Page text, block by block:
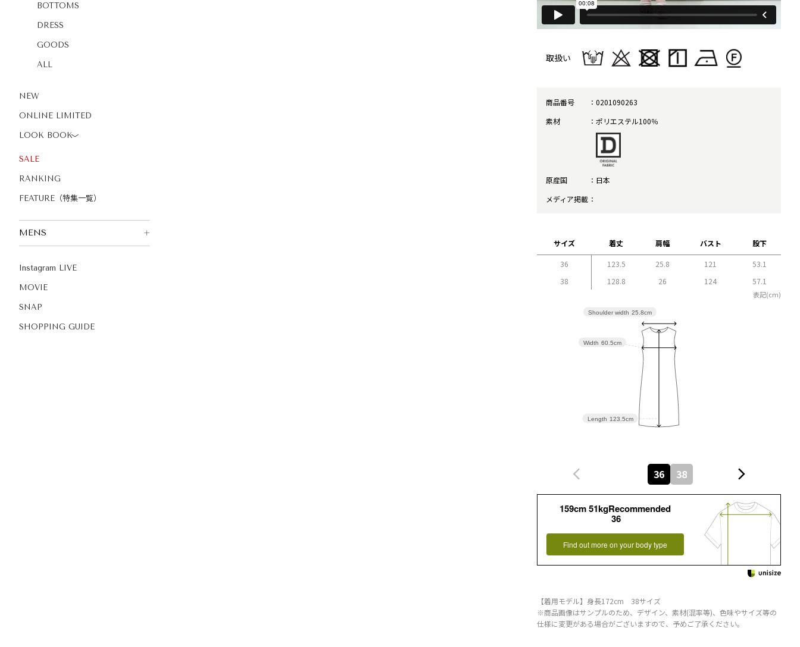
BOTTOMS
DRESS
GOODS
ALL
NEW
ONLINE LIMITED
LOOK BOOK〉
SALE
RANKING
FEATURE（特集一覧）
MENS
Instagram LIVE
MOVIE
SNAP
SHOPPING GUIDE
取扱い
商品番号
0201090263
素材
ポリエステル100％
原産国
日本
メディア掲載
サイズ 着丈 肩幅 バスト 股下
36 123.5 25.8 121
53.1
38
128.8 26 124 57.1
表記(cm)
Length 123.5cm
Width 60.5cm
Shoulder width 25.8cm
36 38
159cm 51kgRecommended
36
Find out more on your body type
【着用モデル】身長172cm 38サイズ
※商品画像はサンプルのため、デザイン、素材(混率等)、色味やサイズ等の
仕様に変更がある場合がございますので、予めご了承ください。